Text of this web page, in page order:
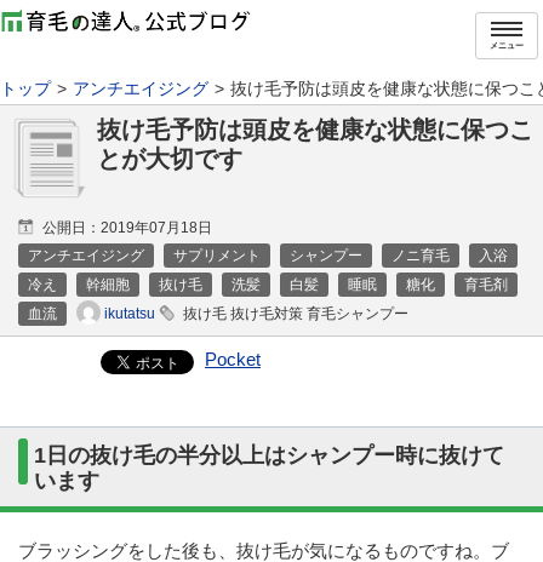
メニュー
トップ アンチエイジング 抜け毛予防は頭皮を健康な状態に保つこ
抜け毛予防は頭皮を健康な状態に保つこ
とが大切です
公開日： 2019年07月18日
アンチエイジング
サプリメント シャンプー ノニ育毛
入浴
冷え
幹細胞 抜け毛 洗髪 白髪 睡眠 糖化
育毛剤
血流
ikutatsu 抜け毛 抜け毛対策 育毛シャンプー
Pocket
1日の抜け毛の半分以上はシャンプー時に抜けて
います
ブラッシングをした後も、抜け毛が気になるものですね。ブ